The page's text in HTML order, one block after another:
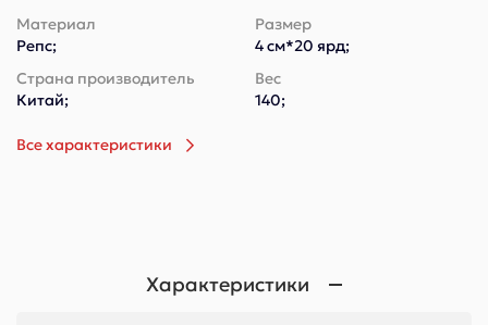
Материал
Репс;
Размер
4 см*20 ярд;
Страна производитель
Китай;
Вес
140;
Все характеристики
Характеристики